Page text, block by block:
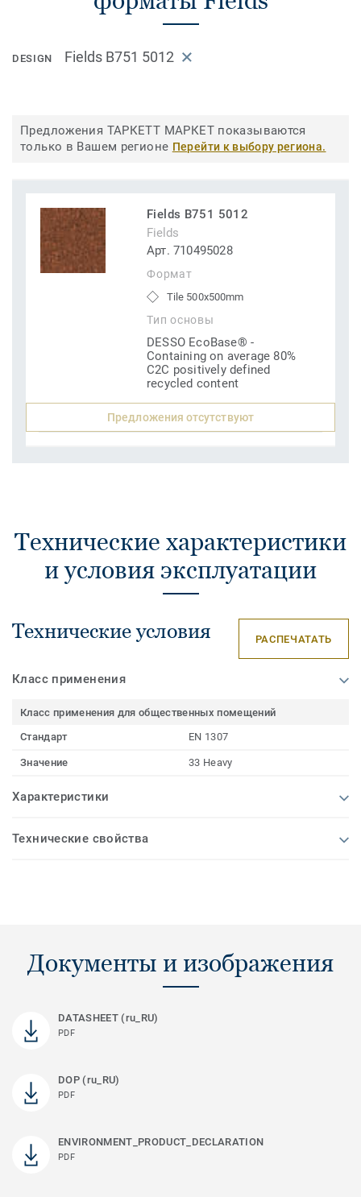
DESIGN Fields B751 5012
Предложения ТАРКЕТТ МАРКЕТ показываются
только в Вашем регионе Перейти к выбору региона.
Fields B751 5012
Fields
Арт. 710495028
Формат
Tile 500x500mm
Тип основы
DESSO EcoBase® -
Containing on average 80%
C2C positively defined
recycled content
Предложения отсутствуют
Технические характеристики
и условия эксплуатации
Технические условия РАСПЕЧАТАТЬ
Класс применения
Класс применения для общественных помещений
Стандарт
EN 1307
Значение 33 Heavy
Характеристики
Технические свойства
Документы и изображения
DATASHEET (ru_RU)
PDF
DOP (ru_RU)
PDF
ENVIRONMENT_PRODUCT_DECLARATION
PDF